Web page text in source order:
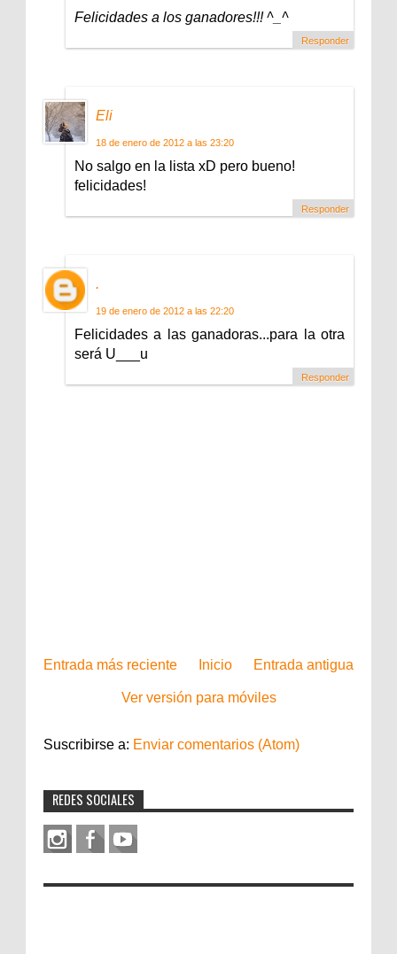
Felicidades a los ganadores!!! ^_^
Responder
Eli
18 de enero de 2012 a las 23:20
No salgo en la lista xD pero bueno!
felicidades!
Responder
.
19 de enero de 2012 a las 22:20
Felicidades a las ganadoras...para la otra
será U___u
Responder
Entrada más reciente Entrada antigua
Inicio
Ver versión para móviles
Suscribirse a: Enviar comentarios (Atom)
REDES SOCIALES